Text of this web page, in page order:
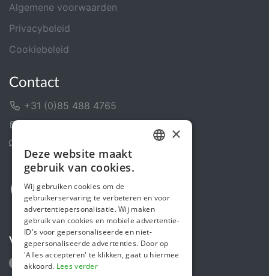
Algemene voorwaarden
Privacybeleid
Cookiebeleid
Contact
+31 (0)85 488 4765
Volg ons
ENGLISH
×
Deze website maakt
gebruik van cookies.
Wij gebruiken cookies om de
gebruikerservaring te verbeteren en voor
advertentiepersonalisatie. Wij maken
gebruik van cookies en mobiele advertentie-
ID's voor gepersonaliseerde en niet-
gepersonaliseerde advertenties. Door op
'Alles accepteren' te klikken, gaat u hiermee
akkoord. Lees verder